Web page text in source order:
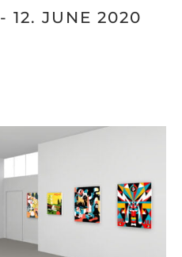
- 12. JUNE 2020